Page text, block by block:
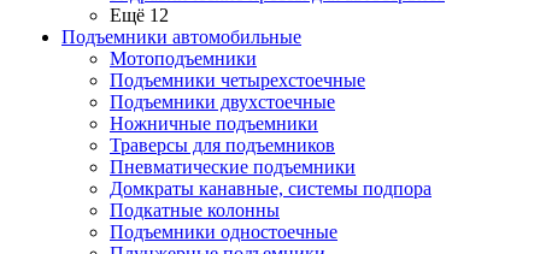
Ещё 12
Подъемники автомобильные
Мотоподъемники
Подъемники четырехстоечные
Подъемники двухстоечные
Ножничные подъемники
Траверсы для подъемников
Пневматические подъемники
Домкраты канавные, системы подпора
Подкатные колонны
Подъемники одностоечные